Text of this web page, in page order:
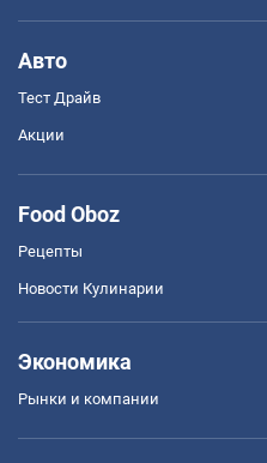
Авто
Тест Драйв
Акции
Food Oboz
Рецепты
Новости Кулинарии
Экономика
Рынки и компании